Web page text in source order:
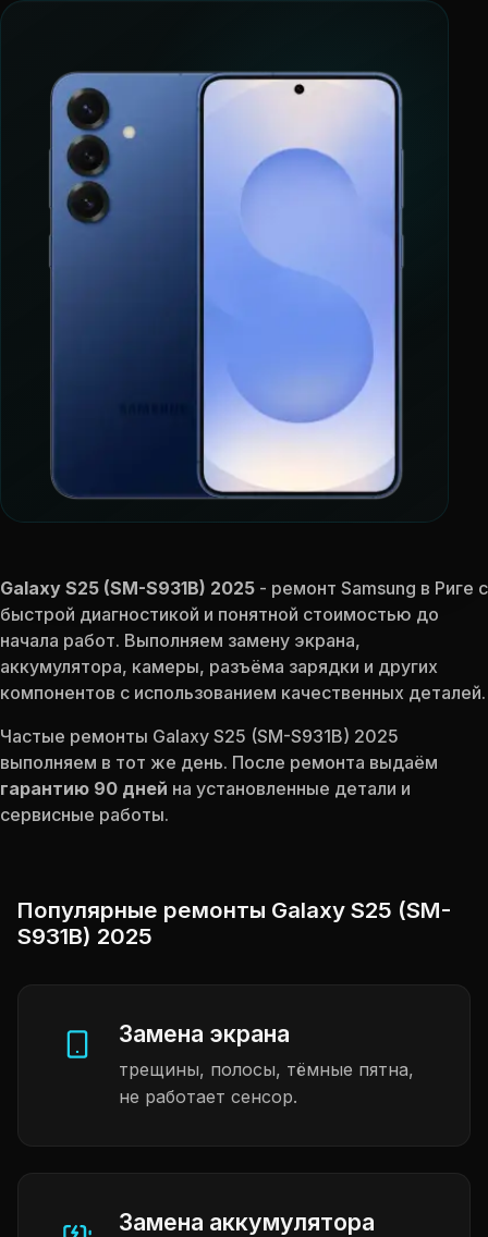
Galaxy S25 (SM-S931B) 2025 - ремонт Samsung в Риге с
быстрой диагностикой и понятной стоимостью до
начала работ. Выполняем замену экрана,
аккумулятора, камеры, разъёма зарядки и других
компонентов с использованием качественных деталей.
Частые ремонты Galaxy S25 (SM-S931B) 2025
выполняем в тот же день. После ремонта выдаём
гарантию 90 дней на установленные детали и
сервисные работы.
Популярные ремонты Galaxy S25 (SM-
S931B) 2025
Замена экрана
трещины, полосы, тёмные пятна,
не работает сенсор.
Замена аккумулятора